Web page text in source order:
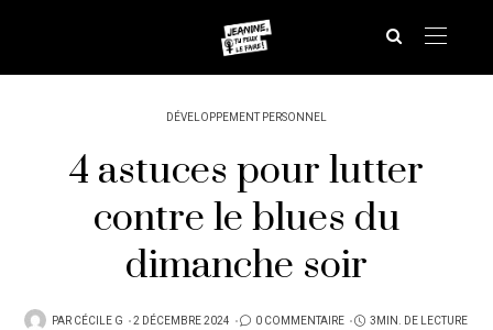
DÉVELOPPEMENT PERSONNEL
4 astuces pour lutter
contre le blues du
dimanche soir
PAR CÉCILE G
PUBLIÉ
2 DÉCEMBRE 2024 0 COMMENTAIRE 3MIN. DE LECTURE